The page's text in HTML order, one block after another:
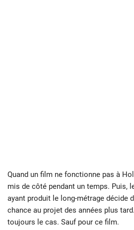
Quand un film ne fonctionne pas à
mis de côté pendant un temps. Puis,
ayant produit le long-métrage décide
chance au projet des années plus
toujours le cas. Sauf pour ce film.